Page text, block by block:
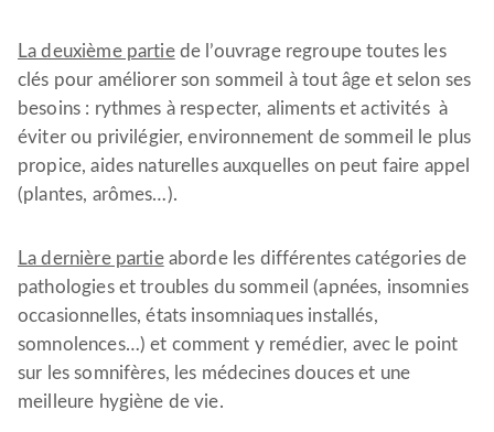
La deuxième partiede l’ouvrage regroupe toutes les
clés pour améliorer son sommeil à tout âge et selon ses
besoins : rythmes à respecter, aliments et activités à
éviter ou privilégier, environnement de sommeil le plus
propice, aides naturelles auxquelles on peut faire appel
(plantes, arômes…).
La dernière partieaborde les différentes catégories de
pathologies et troubles du sommeil (apnées, insomnies
occasionnelles, états insomniaques installés,
somnolences…) et comment y remédier, avec le point
sur les somnifères, les médecines douces et une
meilleure hygiène de vie.